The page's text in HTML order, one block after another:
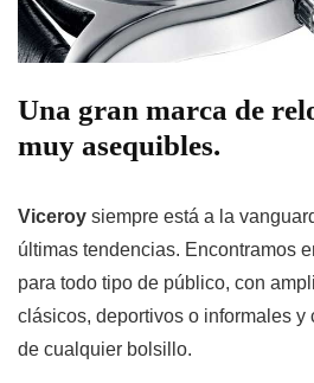
Una gran marca de
muy asequibles.
Viceroy siempre está a la
últimas tendencias. Encontramos
para todo tipo de público, con
clásicos, deportivos o informales y
de cualquier bolsillo.